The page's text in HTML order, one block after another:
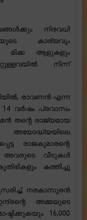
നിരവധി
കാര്യവും
മിക്ക ആളുകളും
നിന്ന്
രാവണൻ എന്ന
14 വർഷം പ്രവാസം
തന്റെ രാജ്യമായ
അയോദ്ധ്യയിലെ
രാജകുമാരന്റെ
അവരുടെ വീടുകൾ
കത്തിച്ചു
നരകാസുരൻ
അമ്മയുടെ
16,000